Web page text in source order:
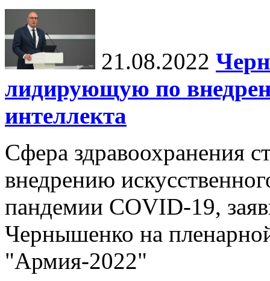
21.08.2022
лидирующую по
интеллекта
Сфера здравоохранения
внедрению
пандемии COVID-19,
Чернышенко на
"Армия-2022"